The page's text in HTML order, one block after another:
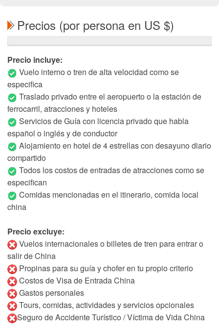
Precios (por persona en US $)
Precio incluye:
Vuelo interno o tren de alta velocidad como se
especifica
Traslado privado entre el aeropuerto o la estación de
ferrocarril, atracciones y hoteles
Servicios de Guía con licencia privado que habla
español o inglés y de conductor
Alojamiento en hotel de 4 estrellas con desayuno diario
compartido
Todos los costos de entradas de atracciones como se
especifican
Comidas mencionadas en el itinerario, comida local
china
Precio excluye:
Vuelos internacionales o billetes de tren para entrar o
salir de China
Propinas para su guía y chofer en tu propio criterio
Costos de Visa de Entrada China
Gastos personales
Tours, comidas, actividades y servicios opcionales
Seguro de Accidente Turístico / Víctima de Vida China